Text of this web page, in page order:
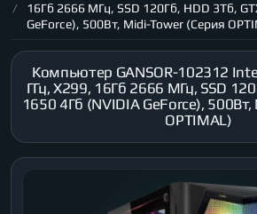
16Гб 2666 МГц, SSD 120Гб, HDD 3Тб,
GeForce), 500Вт, Midi-Tower (Серия
Компьютер GANSOR-102312
ГГц, X299, 16Гб 2666 МГц, SSD
1650 4Гб (NVIDIA GeForce),
OPTIMAL)